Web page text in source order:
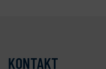
KONTAKT